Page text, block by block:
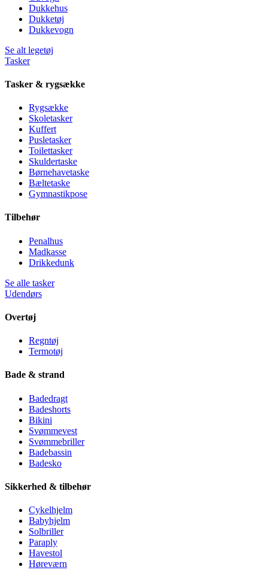
Dukkehus
Dukketøj
Dukkevogn
Se alt legetøj
Tasker
Tasker & rygsække
Rygsække
Skoletasker
Kuffert
Pusletasker
Toilettasker
Skuldertaske
Børnehavetaske
Bæltetaske
Gymnastikpose
Tilbehør
Penalhus
Madkasse
Drikkedunk
Se alle tasker
Udendørs
Overtøj
Regntøj
Termotøj
Bade & strand
Badedragt
Badeshorts
Bikini
Svømmevest
Svømmebriller
Badebassin
Badesko
Sikkerhed & tilbehør
Cykelhjelm
Babyhjelm
Solbriller
Paraply
Havestol
Høreværn